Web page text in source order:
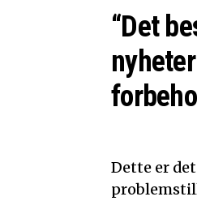
“Det
Dette er